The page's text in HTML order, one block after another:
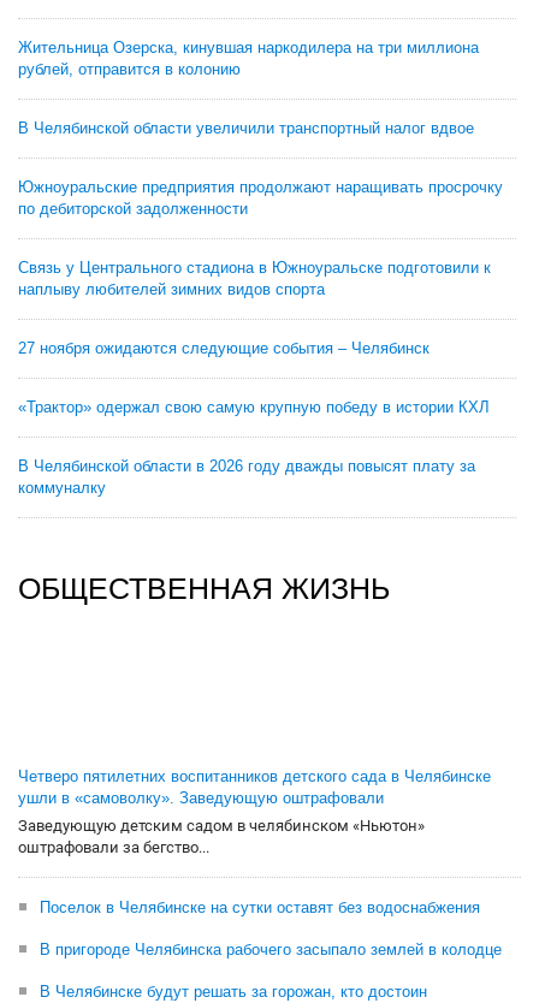
Жительница Озерска, кинувшая наркодилера на три миллиона
рублей, отправится в колонию
В Челябинской области увеличили транспортный налог вдвое
Южноуральские предприятия продолжают наращивать просрочку
по дебиторской задолженности
Связь у Центрального стадиона в Южноуральске подготовили к
наплыву любителей зимних видов спорта
27 ноября ожидаются следующие события – Челябинск
«Трактор» одержал свою самую крупную победу в истории КХЛ
В Челябинской области в 2026 году дважды повысят плату за
коммуналку
ОБЩЕСТВЕННАЯ ЖИЗНЬ
Четверо пятилетних воспитанников детского сада в Челябинске
ушли в «самоволку». Заведующую оштрафовали
Заведующую детским садом в челябинском «Ньютон»
оштрафовали за бегство...
Поселок в Челябинске на сутки оставят без водоснабжения
В пригороде Челябинска рабочего засыпало землей в колодце
В Челябинске будут решать за горожан, кто достоин